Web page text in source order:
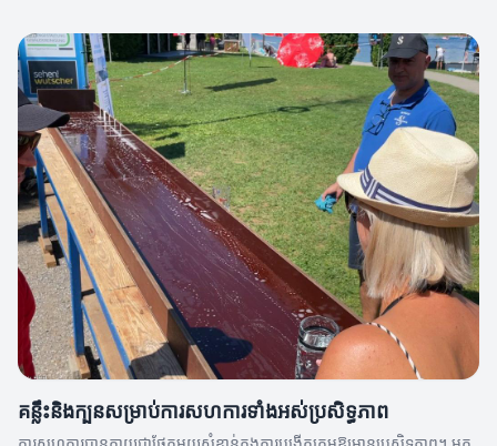
គន្លឹះនិងក្បួនសម្រាប់ការសហការទាំងអស់ប្រសិទ្ធភាព